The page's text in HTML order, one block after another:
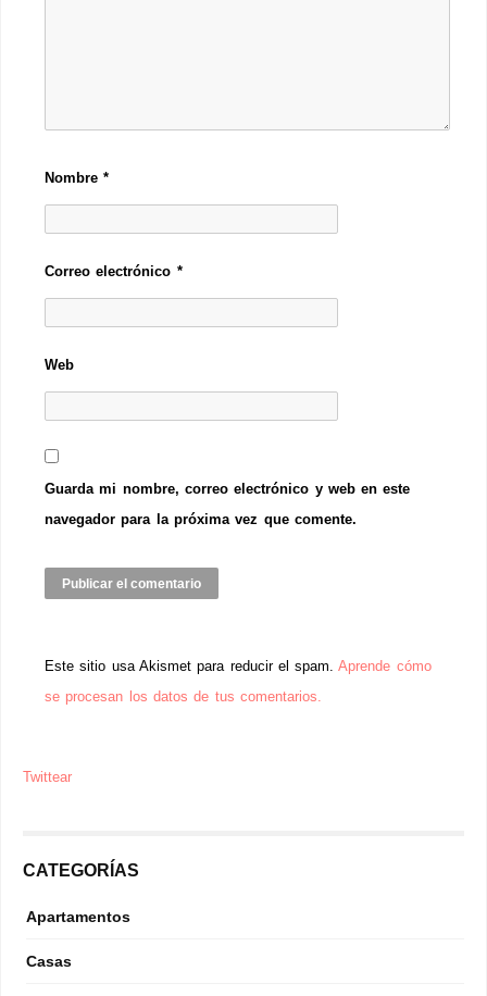
Nombre*
Correo electrónico *
Web
Guarda mi nombre, correo electrónico y web en este
navegador para la próxima vez que comente.
Este sitio usa Akismet para reducir el spam.Aprende cómo
se procesan los datos de tus comentarios.
Twittear
CATEGORÍAS
Apartamentos
Casas